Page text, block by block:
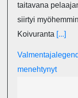
taitavana
siirtyi
Koivuranta [...]
menehtynyt